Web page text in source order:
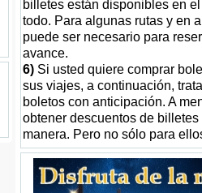
billetes están disponibles en
todo. Para algunas rutas y en
puede ser necesario para
avance.
6) Si usted quiere comprar
sus viajes, a continuación,
boletos con anticipación. A
obtener descuentos de
manera. Pero no sólo para